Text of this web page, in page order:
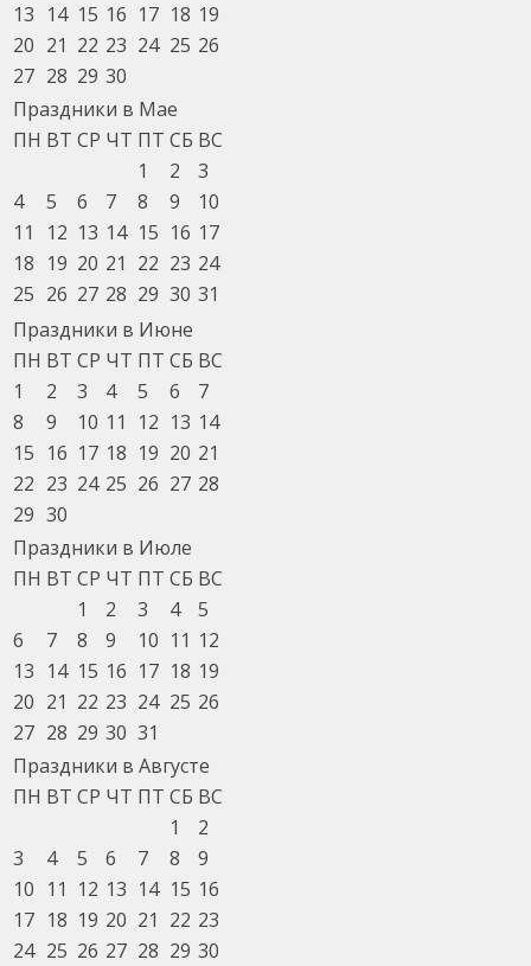
13 14 15 16 17 18 19
20 21 22 23 24 25 26
27 28 29 30
Праздники в Мае
ПН ВТ СР ЧТ ПТ СБ ВС
1
2
3
4
5 6 7 8 9
10
11
12 13 14 15 16 17
18 19 20 21 22 23 24
25 26 27 28 29 30 31
Праздники в Июне
ПН ВТ СР ЧТ ПТ СБ ВС
1
2 3 4 5 6
7
8
9 10 11 12 13 14
15 16 17 18 19 20 21
22 23 24 25 26 27 28
29 30
Праздники в Июле
ПН ВТ СР ЧТ ПТ СБ ВС
1
2 3 4
5
6
7 8 9 10 11 12
13 14 15 16 17 18 19
20 21 22 23 24 25 26
27 28 29 30 31
Праздники в Августе
ПН ВТ СР ЧТ ПТ СБ ВС
1
2
3
4 5 6 7 8
9
10 11 12 13 14 15 16
17 18 19 20 21 22 23
24 25 26 27 28 29 30